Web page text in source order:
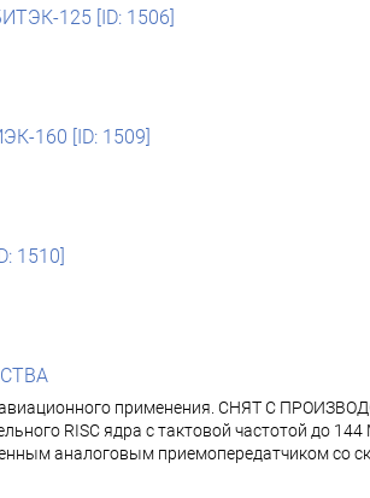
125 [ID: 1506]
160 [ID: 1509]
1510]
применения. СНЯТ С
RISC ядра с тактовой частотой до
аналоговым приемопередатчиком со